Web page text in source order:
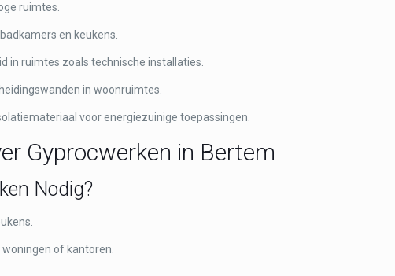
ruimtes.
en keukens.
in ruimtes zoals technische installaties.
in woonruimtes.
voor energiezuinige toepassingen.
Gyprocwerken in Bertem
Nodig?
of kantoren.